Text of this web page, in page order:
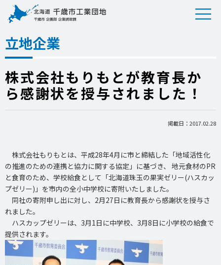
立地企業
株式会社もりもとが教育長か
ら感謝状を授与されました！
掲載日：2017.02.28
株式会社もりもとは、平成28年4月に市と締結した「地域活性化
の推進のための連携と協力に関する協定」に基づき、 地元食材のPR
と食育のため、学校給食として「北海道珠玉の果実ゼリー(ハスカッ
プゼリー)」を市内の全小中学校に寄附いたしました。
同社の寄附申し出に対し、2月27日に教育長から感謝状を授与さ
れました。
ハスカップゼリーは、3月1日に中学校、3月8日に小学校の給食で
提供されます。